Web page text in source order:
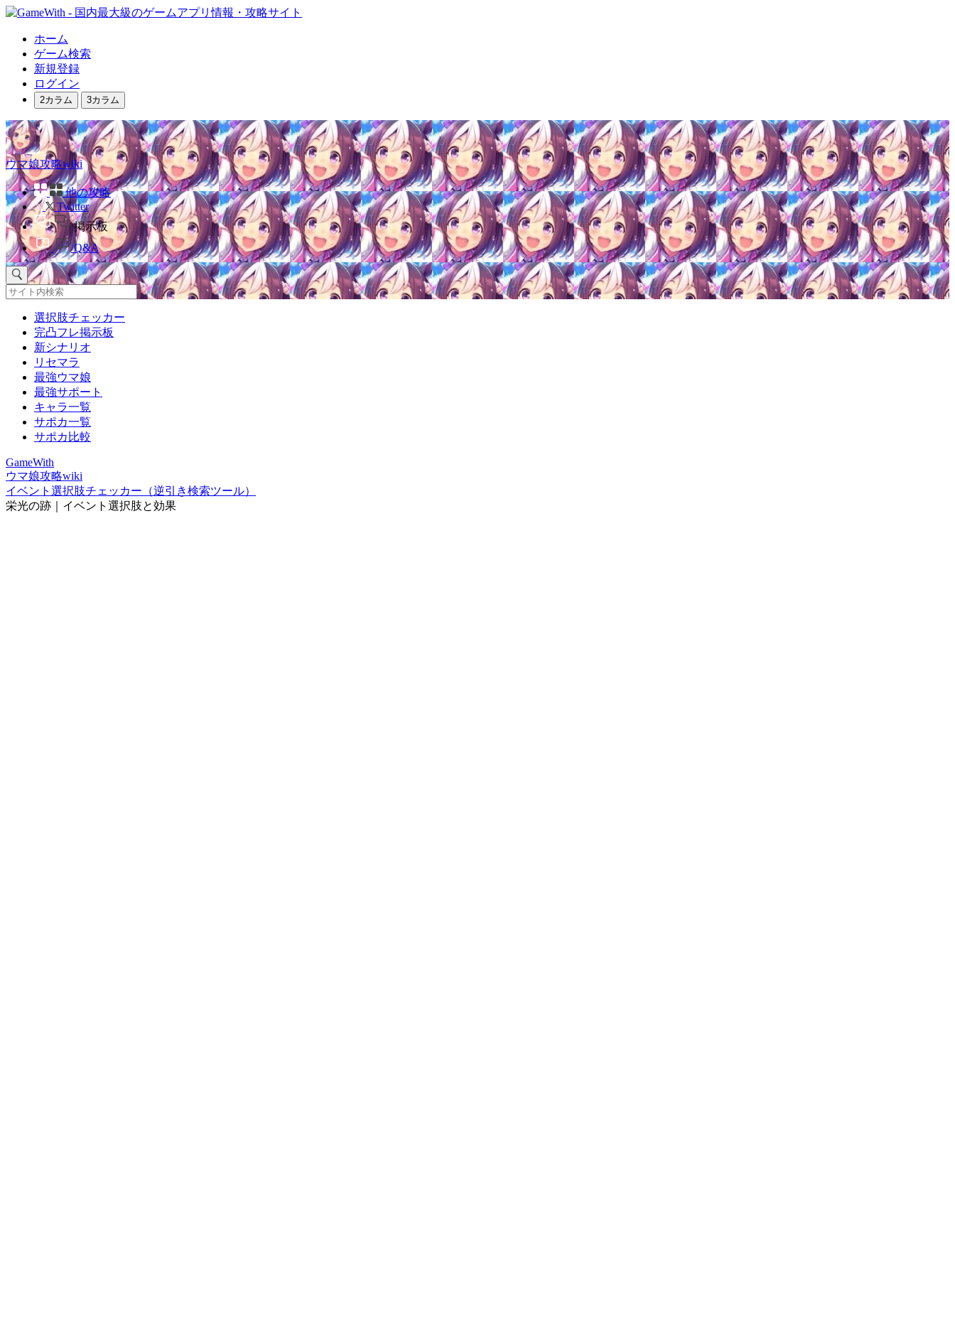
ホーム
ゲーム検索
新規登録
ログイン
2カラム 3カラム
ウマ娘攻略wiki
他の攻略
Twitter
掲示板
Q&A
選択肢チェッカー
完凸フレ掲示板
新シナリオ
リセマラ
最強ウマ娘
最強サポート
キャラ一覧
サポカ一覧
サポカ比較
GameWith
ウマ娘攻略wiki
イベント選択肢チェッカー（逆引き検索ツール）
栄光の跡｜イベント選択肢と効果